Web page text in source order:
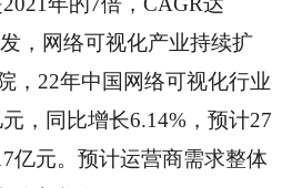
，网络可视化产业持续扩
，22年中国网络可视化行业
，同比增长6.14%，预计27
亿元。预计运营商需求整体